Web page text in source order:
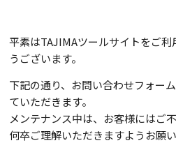
平素はTAJIMAツールサイトをご
うございます。
下記の通り、お問い合わせフォー
ていただきます。
メンテナンス中は、お客様にはご
何卒ご理解いただきますようお